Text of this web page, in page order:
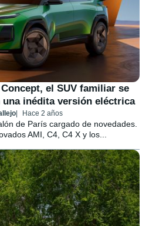
el SUV familiar se
una inédita versión eléctrica
Hace 2 años
de París cargado de novedades.
AMI, C4, C4 X y los...